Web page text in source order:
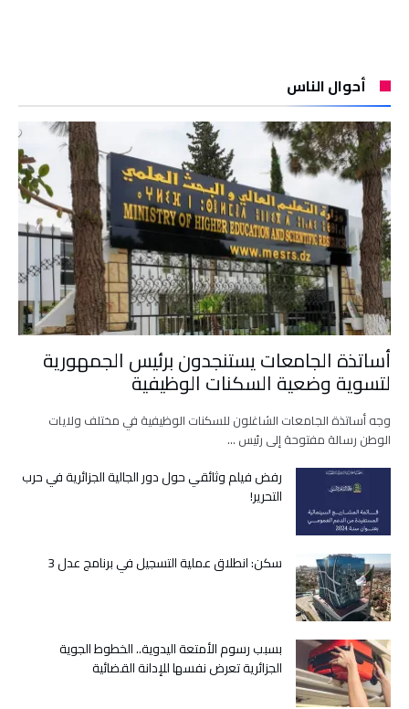
أحوال الناس
أساتذة الجامعات يستنجدون برئيس الجمهورية
لتسوية وضعية السكنات الوظيفية
وجه أساتذة الجامعات الشاغلون للسكنات الوظيفية في مختلف ولايات
الوطن رسالة مفتوحة إلى رئيس …
رفض فيلم وثائقي حول دور الجالية الجزائرية في حرب
التحرير!
سكن: انطلاق عملية التسجيل في برنامج عدل 3
بسبب رسوم الأمتعة اليدوية.. الخطوط الجوية
الجزائرية تعرض نفسها للإدانة القضائية